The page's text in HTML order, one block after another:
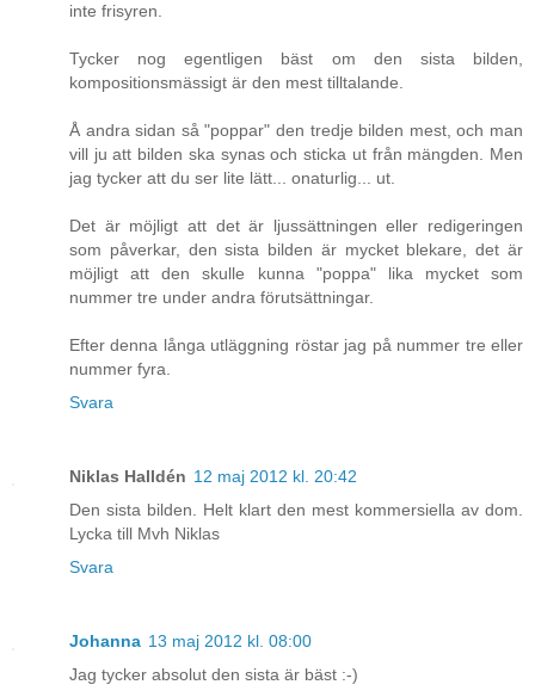
inte frisyren.
Tycker nog egentligen bäst om den sista bilden,
kompositionsmässigt är den mest tilltalande.
Å andra sidan så "poppar" den tredje bilden mest, och man
vill ju att bilden ska synas och sticka ut från mängden. Men
jag tycker att du ser lite lätt... onaturlig... ut.
Det är möjligt att det är ljussättningen eller redigeringen
som påverkar, den sista bilden är mycket blekare, det är
möjligt att den skulle kunna "poppa" lika mycket som
nummer tre under andra förutsättningar.
Efter denna långa utläggning röstar jag på nummer tre eller
nummer fyra.
Svara
Niklas Halldén 12 maj 2012 kl. 20:42
Den sista bilden. Helt klart den mest kommersiella av dom.
Lycka till Mvh Niklas
Svara
Johanna 13 maj 2012 kl. 08:00
Jag tycker absolut den sista är bäst :-)